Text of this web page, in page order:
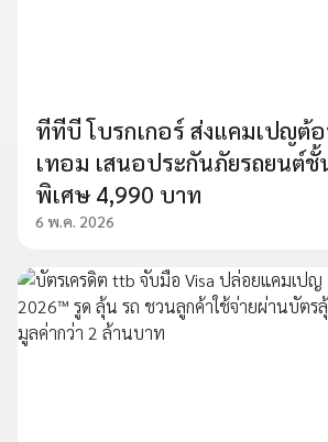
ทีทีบี โบรกเกอร์ ส่งแคมเปญต้
เทอม เสนอประกันภัยรถยนต์ชั้
พิเศษ 4,990 บาท
6 พ.ค. 2026